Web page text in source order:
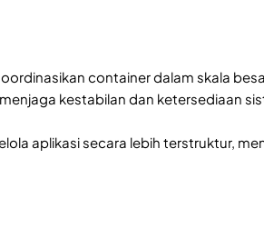
container dalam skala
kestabilan dan ketersediaan
aplikasi secara lebih terstruktur,